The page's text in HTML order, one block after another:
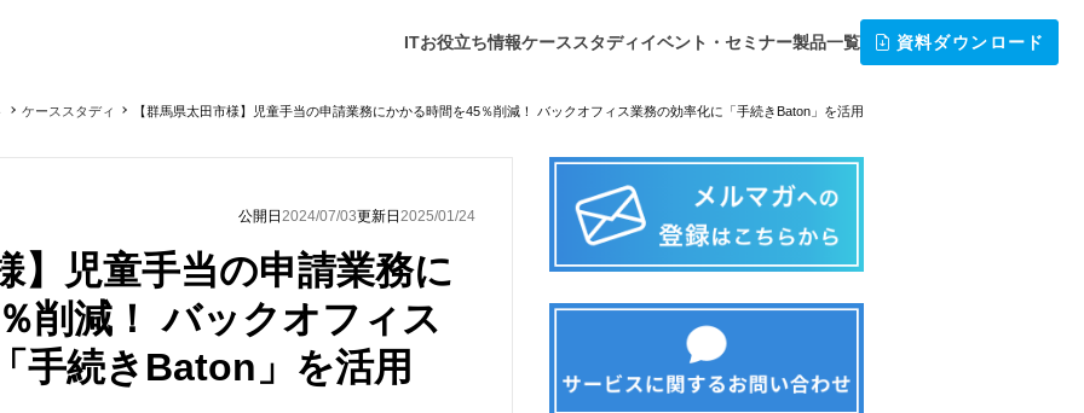
ITお役立ち情報ケーススタディイベント・セミナー製品一覧 資料ダウンロード
ケーススタディ 【群馬県太田市様】児童手当の申請業務にかかる時間を45％削減！ バックオフィス業務の効率化に「手続きBaton」を活用
公開日 2024/07/03更新日 2025/01/24
】児童手当の申請業務に
削減！ バックオフィス
手続きBaton」を活用